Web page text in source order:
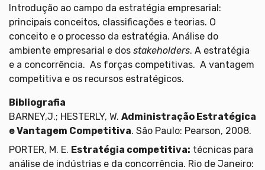
Introdução ao campo da estratégia empresarial:
principais conceitos, classificações e teorias. O
conceito e o processo da estratégia. Análise do
ambiente empresarial e dos stakeholders. A estratégia
e a concorrência. As forças competitivas. A vantagem
competitiva e os recursos estratégicos.
Bibliografia
BARNEY,J.; HESTERLY, W. Administração Estratégica
e Vantagem Competitiva. São Paulo: Pearson, 2008.
PORTER, M. E. Estratégia competitiva: técnicas para
análise de indústrias e da concorrência. Rio de Janeiro: